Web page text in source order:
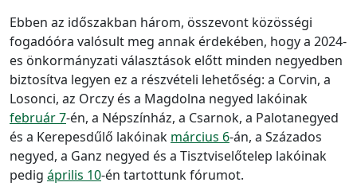
Ebben az időszakban három, összevont közösségi
fogadóóra valósult meg annak érdekében, hogy a 2024-
es önkormányzati választások előtt minden negyedben
biztosítva legyen ez a részvételi lehetőség: a Corvin, a
Losonci, az Orczy és a Magdolna negyed lakóinak
február 7-én, a Népszínház, a Csarnok, a Palotanegyed
és a Kerepesdűlő lakóinak március 6-án, a Százados
negyed, a Ganz negyed és a Tisztviselőtelep lakóinak
pedig április 10-én tartottunk fórumot.